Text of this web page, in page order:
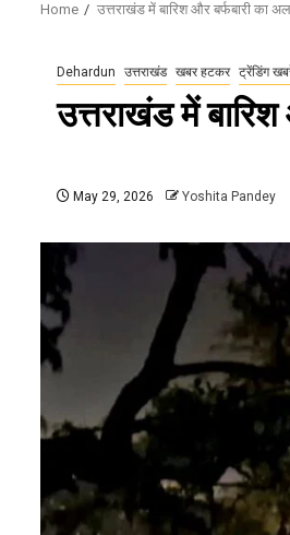
Home उत्तराखंड में बारिश और बर्फबारी का
Dehardun उत्तराखंड खबर हटकर ट्रेंडिंग
उत्तराखंड में बारिश
May 29, 2026 Yoshita Pandey